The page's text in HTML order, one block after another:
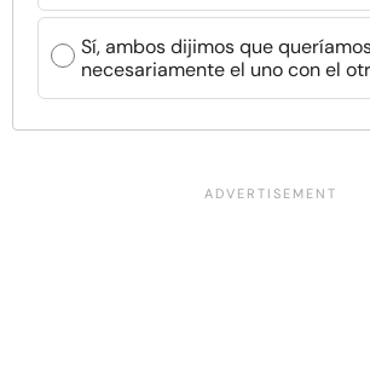
Sí, ambos dijimos que
necesariamente el uno con el